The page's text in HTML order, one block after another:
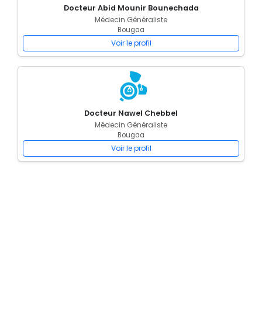
Docteur Abid Mounir Bounechada
Médecin Généraliste
Bougaa
Voir le profil
Docteur Nawel Chebbel
Médecin Généraliste
Bougaa
Voir le profil